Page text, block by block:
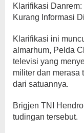
Klarifikasi
Kurang Informasi
Klarifikasi ini
almarhum, Pelda
televisi yang
militer dan merasa
dari satuannya.
Brigjen TNI
tudingan tersebut.